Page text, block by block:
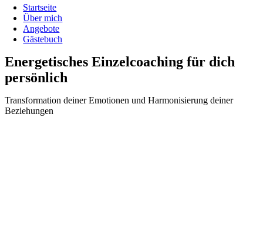
Startseite
Über mich
Angebote
Gästebuch
Energetisches Einzelcoaching für dich
persönlich
Transformation deiner Emotionen und Harmonisierung deiner
Beziehungen